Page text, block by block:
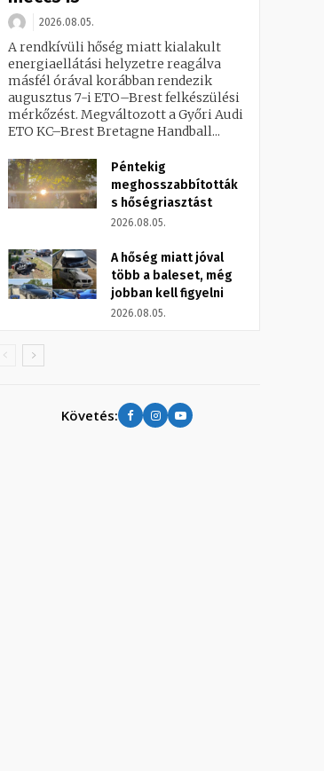
2026.08.05.
A rendkívüli hőség miatt kialakult
energiaellátási helyzetre reagálva
másfél órával korábban rendezik
augusztus 7-i ETO–Brest felkészülési
mérkőzést. Megváltozott a Győri Audi
ETO KC–Brest Bretagne Handball...
Péntekig
meghosszabbították
s hőségriasztást
2026.08.05.
A hőség miatt jóval
több a baleset, még
jobban kell figyelni
2026.08.05.
Követés: